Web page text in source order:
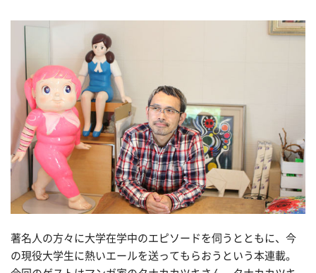
著名人の方々に大学在学中のエピソードを伺うとともに、今
の現役大学生に熱いエールを送ってもらおうという本連載。